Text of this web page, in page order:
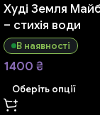
Худі Земля
– стихія води
В наявності
1400 ₴
Оберіть опції